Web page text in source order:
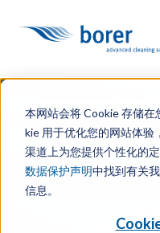
本网站会将 Cookie 存储
kie 用于优化您的网站体验
渠道上为您提供个性化的
数据保护声明中找到有关
信息。